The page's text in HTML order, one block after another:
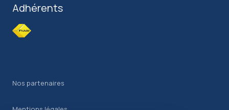
Adhérents
Nos partenaires